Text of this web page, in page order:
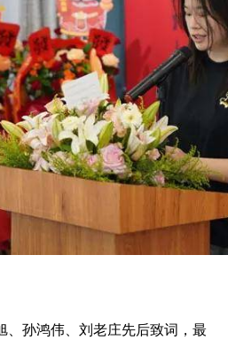
、孙鸿伟、刘老庄先后致词，最